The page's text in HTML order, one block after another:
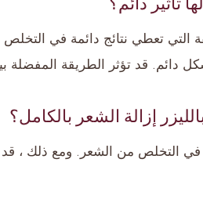
التي تعطي نتائج دائمة في
دائم. قد تؤثر الطريقة المفضلة
إزالة الشعر بالكامل؟
في التخلص من الشعر. ومع ذلك